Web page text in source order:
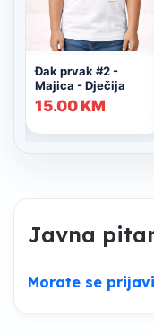
Javna
Morate se